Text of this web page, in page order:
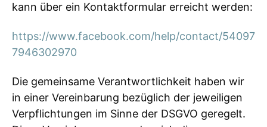
kann über ein Kontaktformular erreicht werden:
https://www.facebook.com/help/contact/54097
7946302970
Die gemeinsame Verantwortlichkeit haben wir
in einer Vereinbarung bezüglich der jeweiligen
Verpflichtungen im Sinne der DSGVO geregelt.